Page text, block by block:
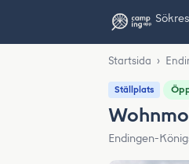
Sök
Startsida ›
Ställplats
Endingen-